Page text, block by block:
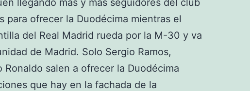
llegando más y más seguidores del club
para ofrecer la Duodécima mientras el
del Real Madrid rueda por la M-30 y va
de Madrid. Solo Sergio Ramos,
Ronaldo salen a ofrecer la Duodécima
que hay en la fachada de la